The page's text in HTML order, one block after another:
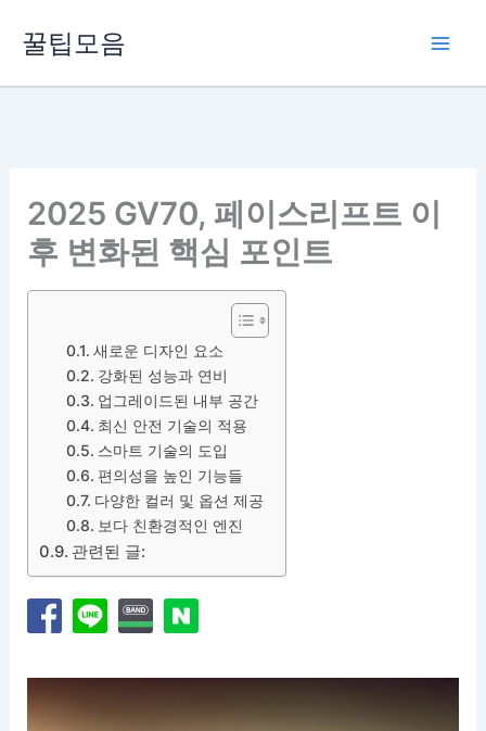
꿀팁모음
2025 GV70, 페이스리프트 이
후 변화된 핵심 포인트
새로운 디자인 요소
강화된 성능과 연비
업그레이드된 내부 공간
최신 안전 기술의 적용
스마트 기술의 도입
편의성을 높인 기능들
다양한 컬러 및 옵션 제공
보다 친환경적인 엔진
관련된 글: